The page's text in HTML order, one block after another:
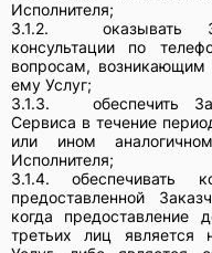
Исполнителя;
3.1.2.
оказывать
консультации по
вопросам, возникающим
ему Услуг;
3.1.3.
обеспечить
Сервиса в течение
или ином
Исполнителя;
3.1.4. обеспечивать
предоставленной
когда предоставление
третьих лиц является